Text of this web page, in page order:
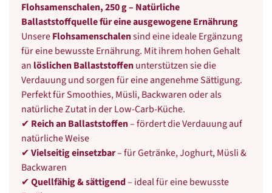
Flohsamenschalen, 250 g – Natürliche
Ballaststoffquelle für eine ausgewogene Ernährung
UnsereFlohsamenschalensind eine ideale Ergänzung
für eine bewusste Ernährung. Mit ihrem hohen Gehalt
an löslichen Ballaststoffenunterstützen sie die
Verdauung und sorgen für eine angenehme Sättigung.
Perfekt für Smoothies, Müsli, Backwaren oder als
natürliche Zutat in der Low-Carb-Küche.
✔ Reich an Ballaststoffen– fördert die Verdauung auf
natürliche Weise
✔Vielseitig einsetzbar– für Getränke, Joghurt, Müsli &
Backwaren
✔Quellfähig & sättigend– ideal für eine bewusste